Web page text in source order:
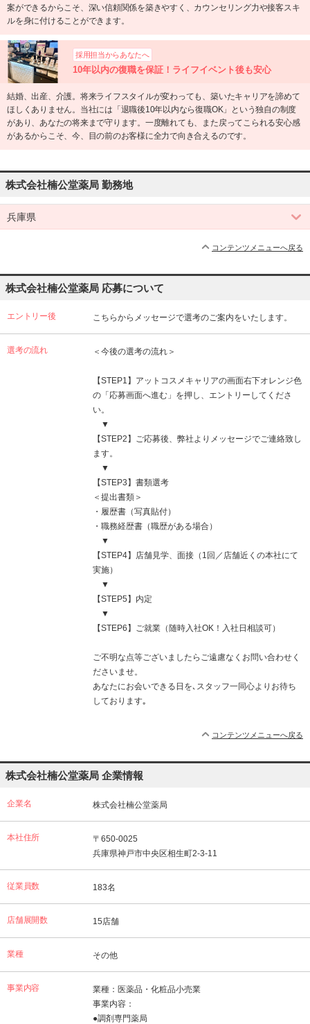
案ができるからこそ、深い信頼関係を築きやすく、カウンセリング力や接客スキ
ルを身に付けることができます。
採用担当からあなたへ
10年以内の復職を保証！ライフイベント後も安心
結婚、出産、介護。将来ライフスタイルが変わっても、築いたキャリアを諦めて
ほしくありません。当社には「退職後10年以内なら復職OK」という独自の制度
があり、あなたの将来まで守ります。一度離れても、また戻ってこられる安心感
があるからこそ、今、目の前のお客様に全力で向き合えるのです。
株式会社楠公堂薬局 勤務地
兵庫県
コンテンツメニューへ戻る
株式会社楠公堂薬局 応募について
エントリー後 こちらからメッセージで選考のご案内をいたします。
選考の流れ ＜今後の選考の流れ＞
【STEP1】アットコスメキャリアの画面右下オレンジ色
の「応募画面へ進む」を押し、エントリーしてくださ
い。
▼
【STEP2】ご応募後、弊社よりメッセージでご連絡致し
ます。
▼
【STEP3】書類選考
＜提出書類＞
・履歴書（写真貼付）
・職務経歴書（職歴がある場合）
▼
【STEP4】店舗見学、面接（1回／店舗近くの本社にて
実施）
▼
【STEP5】内定
▼
【STEP6】ご就業（随時入社OK！入社日相談可）
ご不明な点等ございましたらご遠慮なくお問い合わせく
ださいませ。
あなたにお会いできる日を､スタッフ一同心よりお待ち
しております｡
コンテンツメニューへ戻る
株式会社楠公堂薬局 企業情報
企業名 株式会社楠公堂薬局
本社住所
〒650-0025
兵庫県神戸市中央区相生町2-3-11
従業員数 183名
店舗展開数 15店舗
業種 その他
事業内容
業種：医薬品・化粧品小売業
事業内容：
●調剤専門薬局